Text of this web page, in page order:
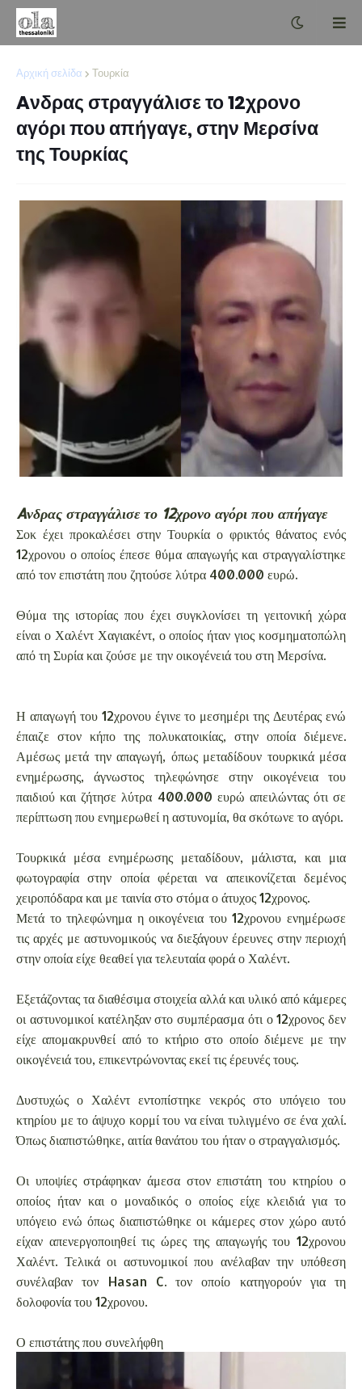
Αρχική σελίδα Τουρκία
Aνδρας στραγγάλισε το 12χρονο
αγόρι που απήγαγε, στην Μερσίνα
της Τουρκίας
Aνδρας στραγγάλισε το 12χρονο αγόρι που απήγαγε
Σοκ έχει προκαλέσει στην Τουρκία ο φρικτός θάνατος ενός
12χρονου ο οποίος έπεσε θύμα απαγωγής και στραγγαλίστηκε
από τον επιστάτη που ζητούσε λύτρα 400.000 ευρώ.
Θύμα της ιστορίας που έχει συγκλονίσει τη γειτονική χώρα
είναι ο Χαλέντ Χαγιακέντ, ο οποίος ήταν γιος κοσμηματοπώλη
από τη Συρία και ζούσε με την οικογένειά του στη Μερσίνα.
Η απαγωγή του 12χρονου έγινε το μεσημέρι της Δευτέρας ενώ
έπαιζε στον κήπο της πολυκατοικίας, στην οποία διέμενε.
Αμέσως μετά την απαγωγή, όπως μεταδίδουν τουρκικά μέσα
ενημέρωσης, άγνωστος τηλεφώνησε στην οικογένεια του
παιδιού και ζήτησε λύτρα 400.000 ευρώ απειλώντας ότι σε
περίπτωση που ενημερωθεί η αστυνομία, θα σκότωνε το αγόρι.
Τουρκικά μέσα ενημέρωσης μεταδίδουν, μάλιστα, και μια
φωτογραφία στην οποία φέρεται να απεικονίζεται δεμένος
χειροπόδαρα και με ταινία στο στόμα ο άτυχος 12χρονος.
Μετά το τηλεφώνημα η οικογένεια του 12χρονου ενημέρωσε
τις αρχές με αστυνομικούς να διεξάγουν έρευνες στην περιοχή
στην οποία είχε θεαθεί για τελευταία φορά ο Χαλέντ.
Εξετάζοντας τα διαθέσιμα στοιχεία αλλά και υλικό από κάμερες
οι αστυνομικοί κατέληξαν στο συμπέρασμα ότι ο 12χρονος δεν
είχε απομακρυνθεί από το κτήριο στο οποίο διέμενε με την
οικογένειά του, επικεντρώνοντας εκεί τις έρευνές τους.
Δυστυχώς ο Χαλέντ εντοπίστηκε νεκρός στο υπόγειο του
κτηρίου με το άψυχο κορμί του να είναι τυλιγμένο σε ένα χαλί.
Όπως διαπιστώθηκε, αιτία θανάτου του ήταν ο στραγγαλισμός.
Οι υποψίες στράφηκαν άμεσα στον επιστάτη του κτηρίου ο
οποίος ήταν και ο μοναδικός ο οποίος είχε κλειδιά για το
υπόγειο ενώ όπως διαπιστώθηκε οι κάμερες στον χώρο αυτό
είχαν απενεργοποιηθεί τις ώρες της απαγωγής του 12χρονου
Χαλέντ. Τελικά οι αστυνομικοί που ανέλαβαν την υπόθεση
συνέλαβαν τον Hasan C. τον οποίο κατηγορούν για τη
δολοφονία του 12χρονου.
Ο επιστάτης που συνελήφθη